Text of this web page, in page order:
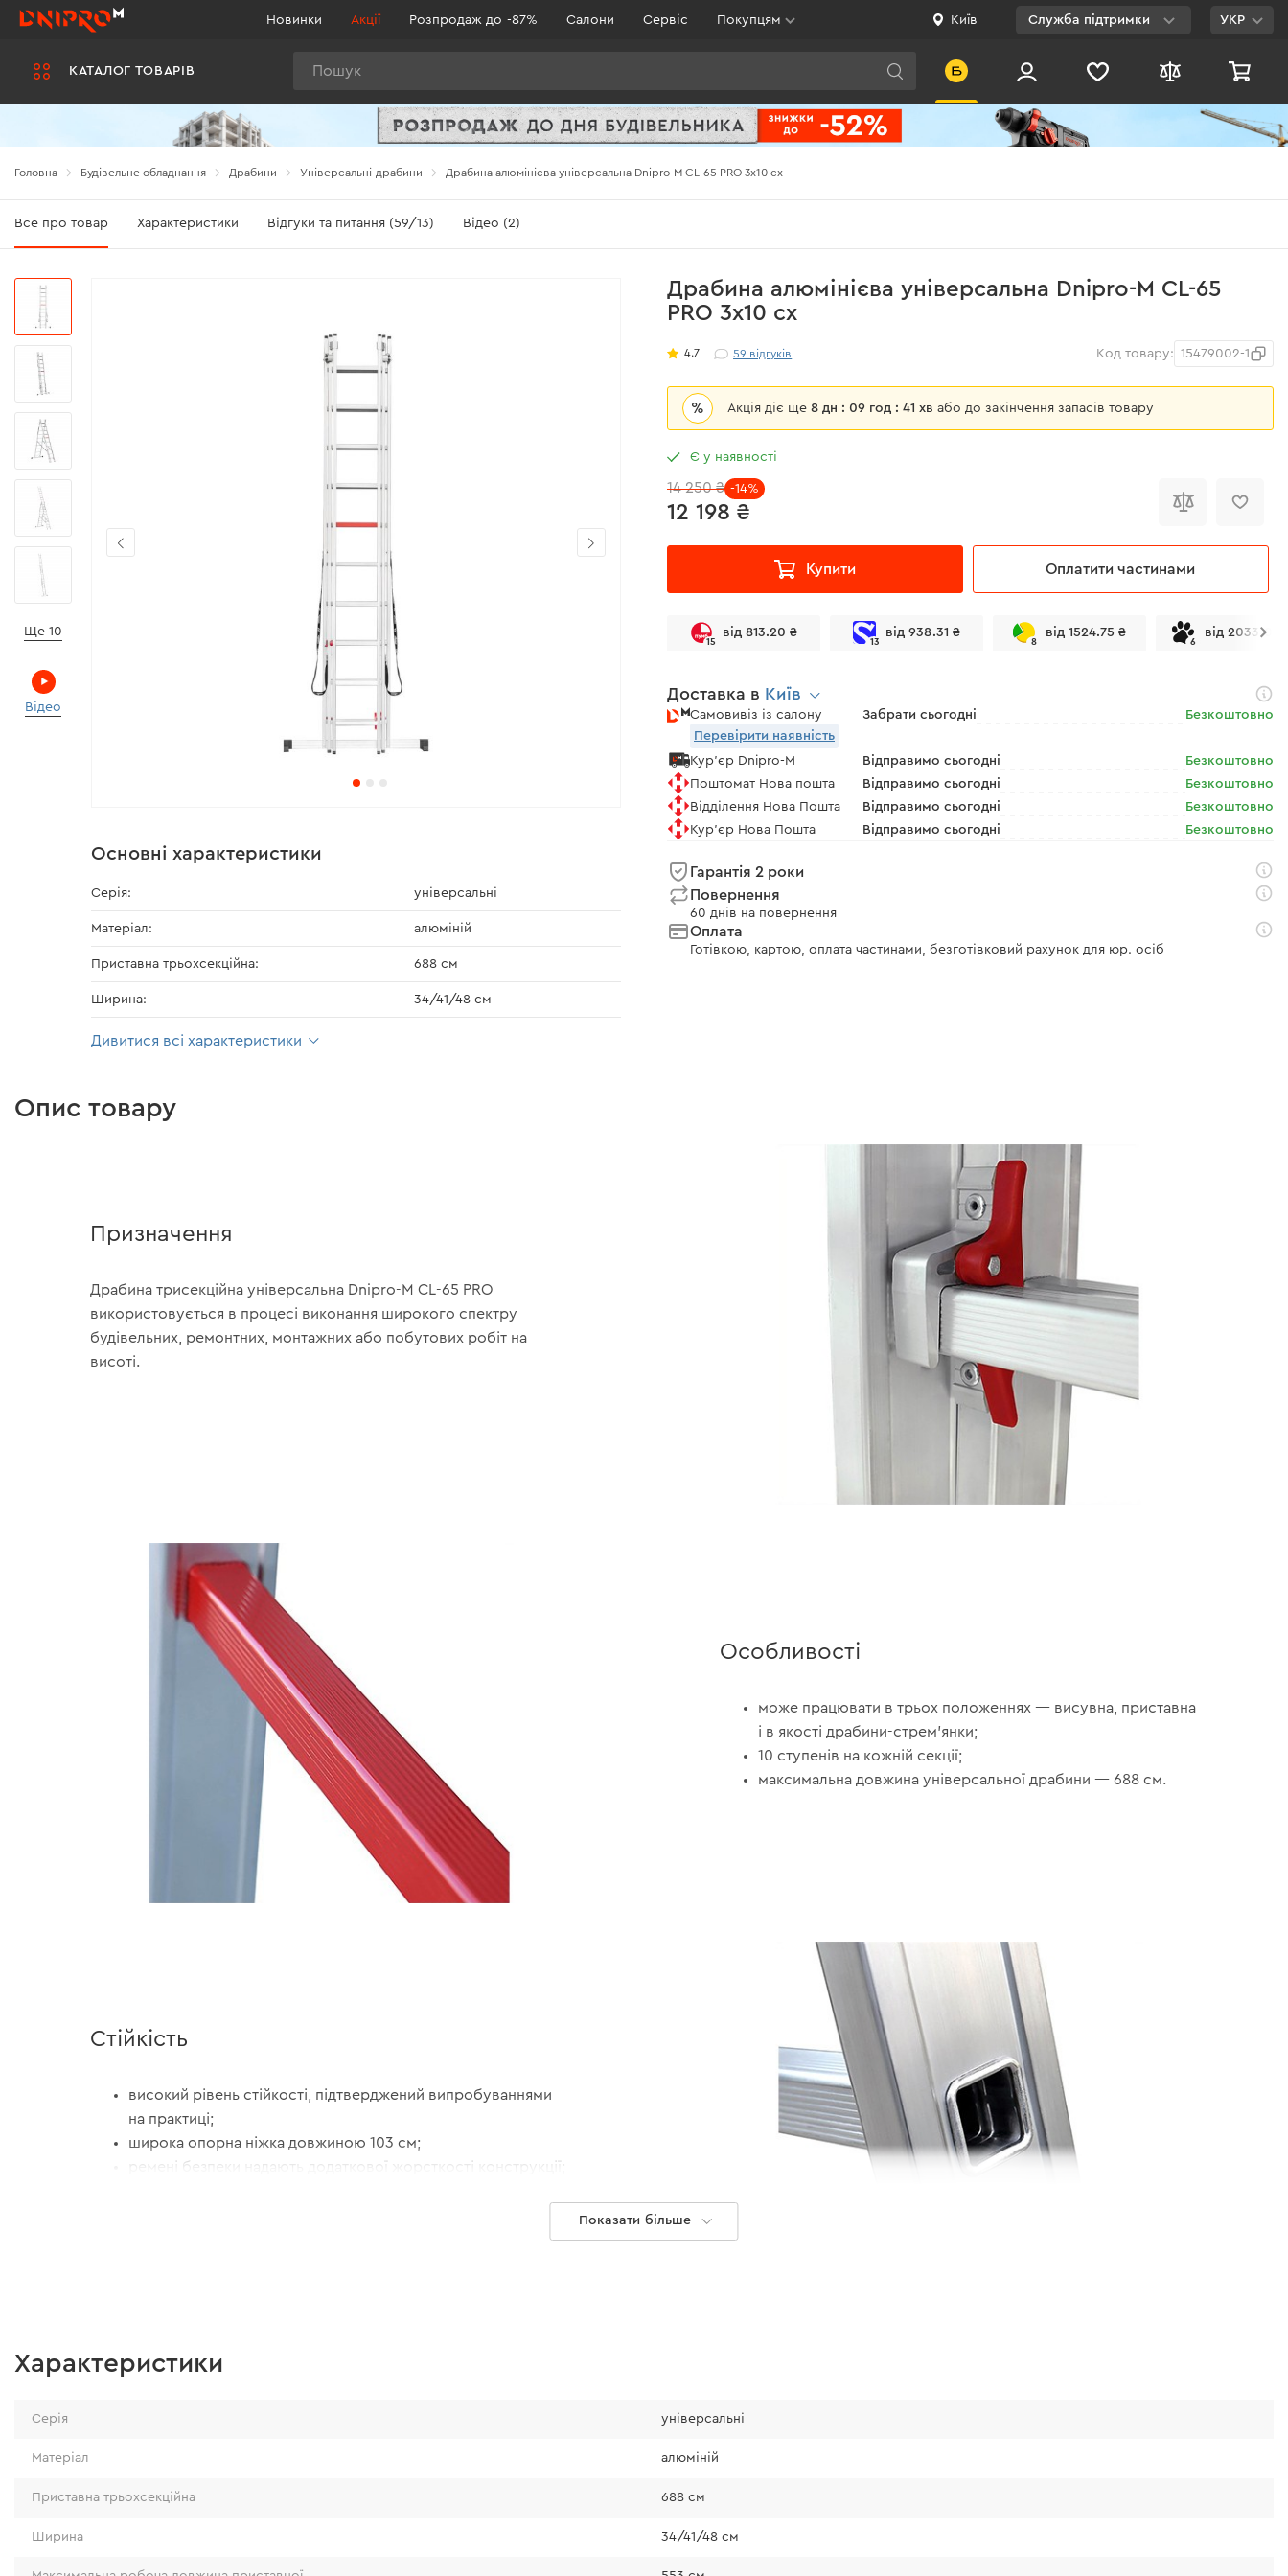
КАТАЛОГ ТОВАРІВ
Новинки Акції Розпродаж до -87% Салони Сервіс Покупцям Київ Служба підтримки
Viber
0 800 200 500
Безкоштовно по
УКР
Головна Будівельне обладнання Драбини Універсальні драбини Драбина алюмінієва універсальна Dnipro-M CL-65 PRO 3х10 сх
Все про товар Характеристики Відгуки та питання (59/13) Відео (2)
Драбина алюмінієва універсальна Dnipro-M CL-65
PRO 3х10 сх
4.7 59 відгуків Код товару: 15479002-1
% Акція діє ще8 дн : 09 год : 41 хвабо до закінчення запасів товару
Є у наявності
12 198 ₴
14 250 ₴ -14%
Купити Оплатити частинами
15
від 813.20 ₴
13
від 938.31 ₴
8
від 1524.75 ₴
6
від 2033.00
Доставка в Київ
Самовивіз із салону Забрати сьогодні
Безкоштовно
Перевірити наявність
Кур'єр Dnipro-M
Відправимо сьогодні
Безкоштовно
Поштомат Нова пошта
Відправимо сьогодні
Безкоштовно
Відділення Нова Пошта
Відправимо сьогодні
Безкоштовно
Кур'єр Нова Пошта
Відправимо сьогодні Безкоштовно
Гарантія 2 роки
Повернення
60 днів на повернення
Оплата
Готівкою, картою, оплата частинами, безготівковий рахунок для юр. осіб
Ще 10
Відео
Основні характеристики
Серія: універсальні
Матеріал: алюміній
Приставна трьохсекційна: 688 см
Ширина: 34/41/48 см
Дивитися всі характеристики
Опис товару
Призначення
Драбина трисекційна універсальна Dnipro-M CL-65 PRO
використовується в процесі виконання широкого спектру
будівельних, ремонтних, монтажних або побутових робіт на
висоті.
Особливості
може працювати в трьох положеннях — висувна, приставна
і в якості драбини-стрем’янки;
10 ступенів на кожній секції;
максимальна довжина універсальної драбини — 688 см.
Стійкість
високий рівень стійкості, підтверджений випробуваннями
на практиці;
широка опорна ніжка довжиною 103 см;
ремені безпеки надають додаткової жорсткості конструкції;
Показати більше
Характеристики
Серія універсальні
Матеріал алюміній
Приставна трьохсекційна 688 см
Ширина 34/41/48 см